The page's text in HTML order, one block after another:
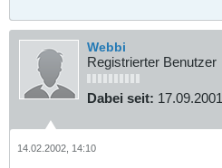
Webbi
Registrierter Benutzer
Dabei seit: 17.09.2001
14.02.2002, 14:10